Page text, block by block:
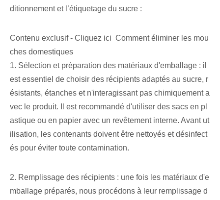
ditionnement et l’étiquetage du sucre :
Contenu exclusif - Cliquez ici Comment éliminer les mou
ches domestiques
1. Sélection et préparation des matériaux d'emballage : il
est essentiel de choisir des récipients adaptés au sucre, r
ésistants, étanches et n'interagissant pas chimiquement a
vec le produit. Il est recommandé d'utiliser des sacs en pl
astique ou en papier avec un revêtement interne. Avant ut
ilisation, les contenants doivent être nettoyés et désinfect
és pour éviter toute contamination.
2. Remplissage des récipients : une fois les matériaux d'e
mballage préparés, nous procédons à leur remplissage d